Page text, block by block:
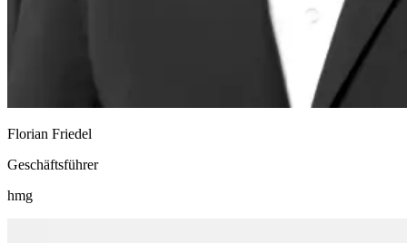
Florian Friedel
Geschäftsführer
hmg